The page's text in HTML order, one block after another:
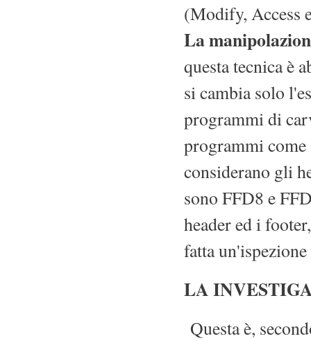
(Modify, Access
La
questa tecnica è
si cambia solo
programmi di
programmi
considerano gli
sono FFD8 e
header ed i
fatta
LA
Questa è,